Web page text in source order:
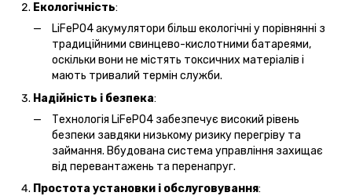
Екологічність:
LiFePO4 акумулятори більш екологічні у порівнянні з
традиційними свинцево-кислотними батареями,
оскільки вони не містять токсичних матеріалів і
мають тривалий термін служби.
Надійність і безпека:
Технологія LiFePO4 забезпечує високий рівень
безпеки завдяки низькому ризику перегріву та
займання. Вбудована система управління захищає
від перевантажень та перенапруг.
Простота установки і обслуговування: